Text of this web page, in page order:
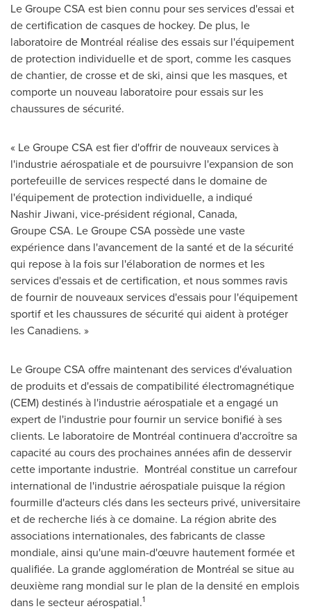
Le Groupe CSA est bien connu pour ses services d'essai et
de certification de casques de hockey. De plus, le
laboratoire de Montréal réalise des essais sur l'équipement
de protection individuelle et de sport, comme les casques
de chantier, de crosse et de ski, ainsi que les masques, et
comporte un nouveau laboratoire pour essais sur les
chaussures de sécurité.
« Le Groupe CSA est fier d'offrir de nouveaux services à
l'industrie aérospatiale et de poursuivre l'expansion de son
portefeuille de services respecté dans le domaine de
l'équipement de protection individuelle, a indiqué
Nashir Jiwani, vice-président régional, Canada,
Groupe CSA. Le Groupe CSA possède une vaste
expérience dans l'avancement de la santé et de la sécurité
qui repose à la fois sur l'élaboration de normes et les
services d'essais et de certification, et nous sommes ravis
de fournir de nouveaux services d'essais pour l'équipement
sportif et les chaussures de sécurité qui aident à protéger
les Canadiens. »
Le Groupe CSA offre maintenant des services d'évaluation
de produits et d'essais de compatibilité électromagnétique
(CEM) destinés à l'industrie aérospatiale et a engagé un
expert de l'industrie pour fournir un service bonifié à ses
clients. Le laboratoire de Montréal continuera d'accroître sa
capacité au cours des prochaines années afin de desservir
cette importante industrie. Montréal constitue un carrefour
international de l'industrie aérospatiale puisque la région
fourmille d'acteurs clés dans les secteurs privé, universitaire
et de recherche liés à ce domaine. La région abrite des
associations internationales, des fabricants de classe
mondiale, ainsi qu'une main-d'œuvre hautement formée et
qualifiée. La grande agglomération de Montréal se situe au
deuxième rang mondial sur le plan de la densité en emplois
dans le secteur aérospatial.1